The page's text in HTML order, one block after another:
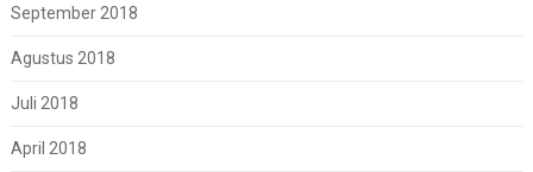
September 2018
Agustus 2018
Juli 2018
April 2018